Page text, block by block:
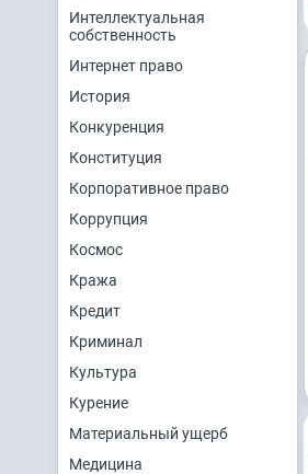
Интеллектуальная
собственность
Интернет право
История
Конкуренция
Конституция
Корпоративное право
Коррупция
Космос
Кража
Кредит
Криминал
Культура
Курение
Материальный ущерб
Медицина